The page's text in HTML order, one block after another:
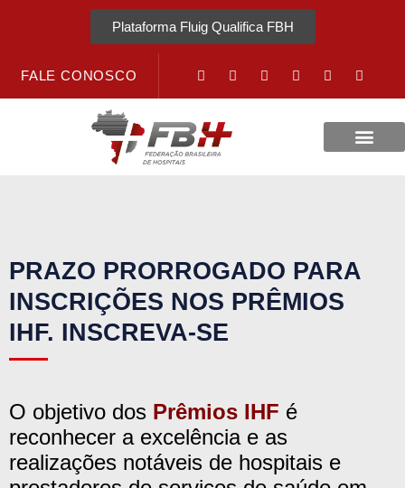
Plataforma Fluig Qualifica FBH
FALE CONOSCO
PRAZO PRORROGADO PARA
INSCRIÇÕES NOS PRÊMIOS
IHF. INSCREVA-SE
O objetivo dos Prêmios IHF é
reconhecer a excelência e as
realizações notáveis ​​de hospitais e